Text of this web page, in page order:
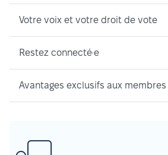
Votre voix et votre droit de vote
Restez connecté·e
Avantages exclusifs aux